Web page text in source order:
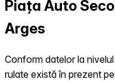
Piața Auto
Arges
Conform datelor la
rulate există în prezent